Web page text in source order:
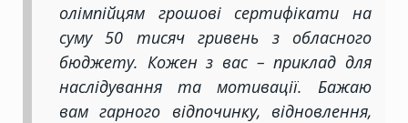
олімпійцям грошові сертифікати на
суму 50 тисяч гривень з обласного
бюджету. Кожен з вас – приклад для
наслідування та мотивації. Бажаю
вам гарного відпочинку, відновлення,